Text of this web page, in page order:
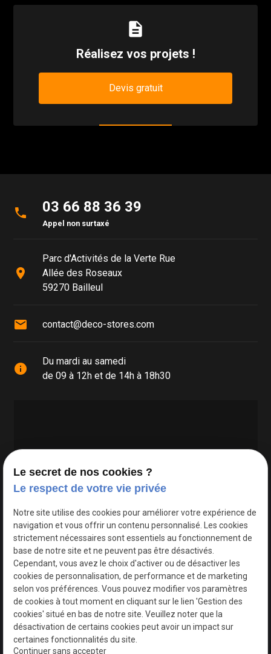
description
Réalisez vos projets !
Devis gratuit
phone 03 66 88 36 39
Appel non surtaxé
place
Parc d'Activités de la Verte Rue
Allée des Roseaux
59270 Bailleul
mail contact@deco-stores.com
info
Du mardi au samedi
de 09 à 12h et de 14h à 18h30
Google Maps Search API est désactivé.
Le secret de nos cookies ?
Le respect de votre vie privée
Notre site utilise des cookies pour améliorer votre expérience de
navigation et vous offrir un contenu personnalisé. Les cookies
strictement nécessaires sont essentiels au fonctionnement de
base de notre site et ne peuvent pas être désactivés.
Cependant, vous avez le choix d'activer ou de désactiver les
cookies de personnalisation, de performance et de marketing
selon vos préférences. Vous pouvez modifier vos paramètres
de cookies à tout moment en cliquant sur le lien 'Gestion des
cookies' situé en bas de notre site. Veuillez noter que la
désactivation de certains cookies peut avoir un impact sur
certaines fonctionnalités du site.
Continuer sans accepter